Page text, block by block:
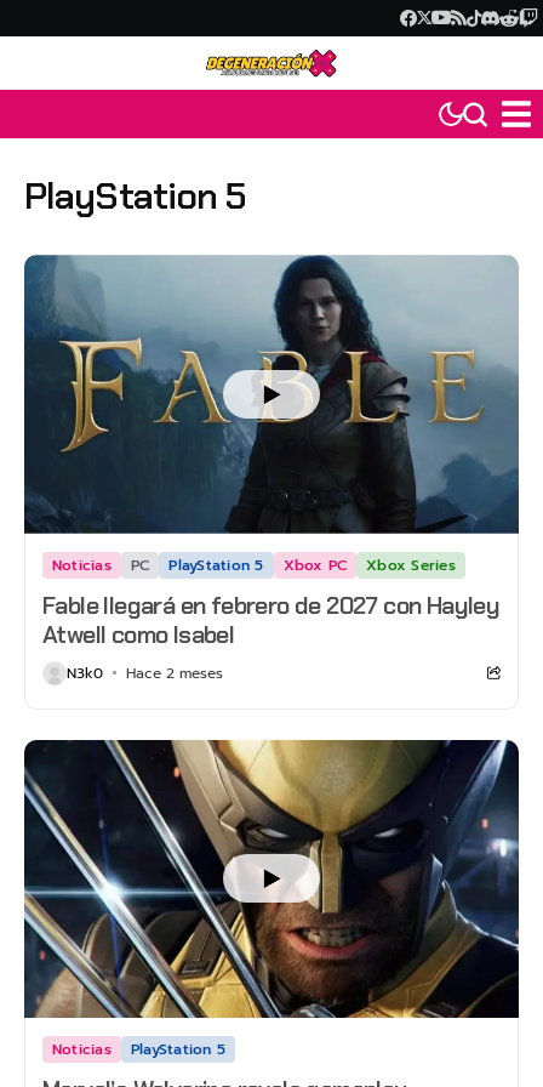
PlayStation 5
Noticias PC PlayStation 5 Xbox PC Xbox Series
Fable llegará en febrero de 2027 con Hayley
Atwell como Isabel
N3k0 Hace 2 meses
Noticias PlayStation 5